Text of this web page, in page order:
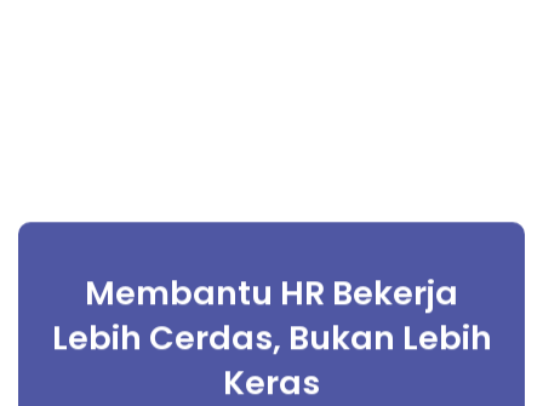
BroadwaysHR dan rasakan bagaimana sistem
kami dapat membantu perusahaan Anda
lebih efisien dan berkembang lebih cepat!